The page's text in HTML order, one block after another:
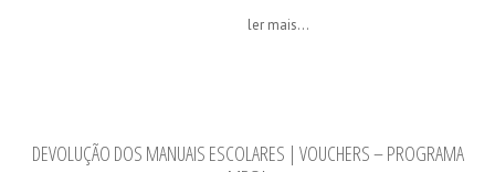
ler mais...
DEVOLUÇÃO DOS MANUAIS ESCOLARES | VOUCHERS – PROGRAMA